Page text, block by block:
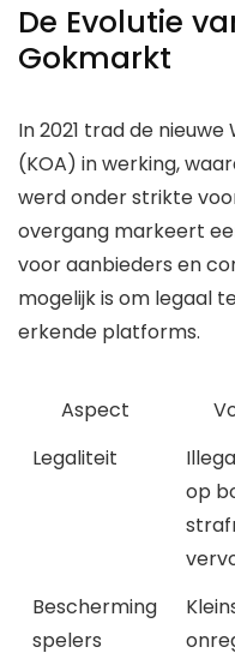
De Evolutie
Gokmarkt
In 2021 trad de
(KOA) in werking,
werd onder strikte
overgang markeert
voor aanbieders en
mogelijk is om legaal
erkende platforms.
Aspect
Legaliteit
op
Bescherming
spelers